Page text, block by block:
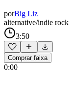
porBig Liz
alternative/indie rock
3:50
Comprar faixa
0:00